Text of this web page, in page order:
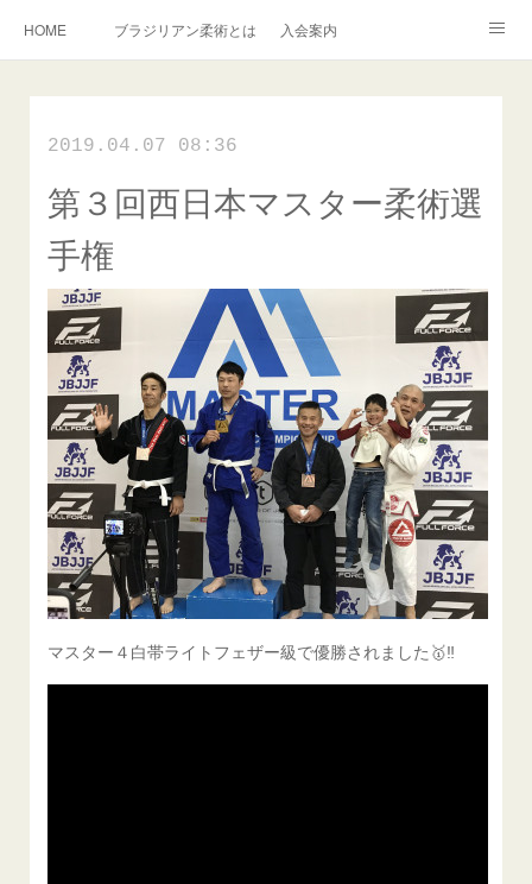
HOME ブラジリアン柔術とは 入会案内
English Information 過去の写真集
アメブロ 旧ブログ Instagram
2019.04.07 08:36
第３回西日本マスター柔術選
手権
マスター４白帯ライトフェザー級で優勝されました🥇‼️